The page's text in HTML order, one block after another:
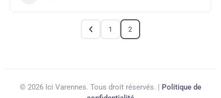
1 2
© 2026 Ici Varennes. Tous droit réservés. | Politique de